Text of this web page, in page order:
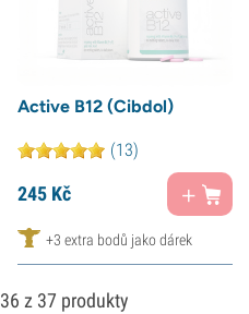
Active B12 (Cibdol)
(13)
245 Kč
+3 extra bodů jako dárek
36 z 37 produkty